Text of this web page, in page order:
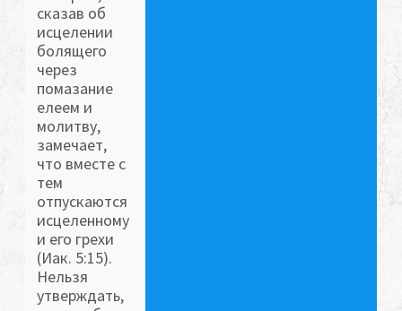
сказав об
исцелении
болящего
через
помазание
елеем и
молитву,
замечает,
что вместе с
тем
отпускаются
исцеленному
и его грехи
(Иак. 5:15).
Нельзя
утверждать,